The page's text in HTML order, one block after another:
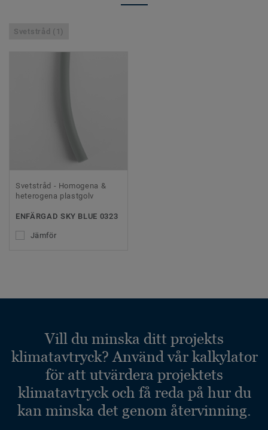
Svetstråd (1)
Svetstråd - Homogena &
heterogena plastgolv
ENFÄRGAD SKY BLUE 0323
Jämför
Vill du minska ditt projekts
klimatavtryck? Använd vår kalkylator
för att utvärdera projektets
klimatavtryck och få reda på hur du
kan minska det genom återvinning.